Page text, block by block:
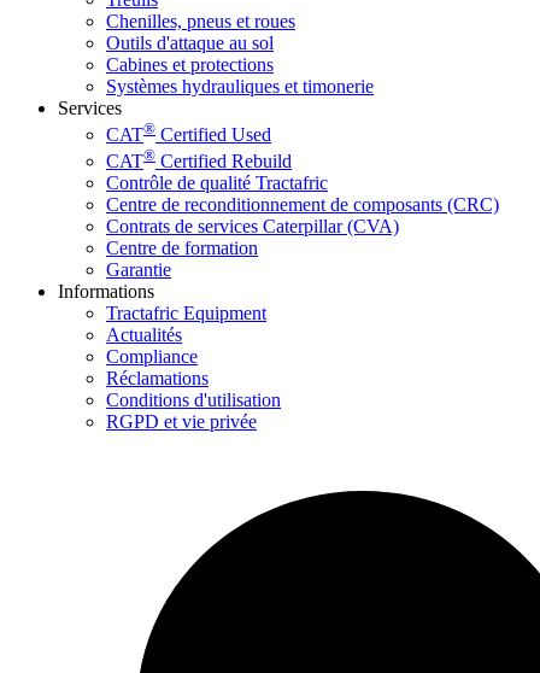
Chenilles, pneus et roues
Outils d'attaque au sol
Cabines et protections
Systèmes hydrauliques et timonerie
Services
CAT® Certified Used
CAT® Certified Rebuild
Contrôle de qualité Tractafric
Centre de reconditionnement de composants (CRC)
Contrats de services Caterpillar (CVA)
Centre de formation
Garantie
Informations
Tractafric Equipment
Actualités
Compliance
Réclamations
Conditions d'utilisation
RGPD et vie privée